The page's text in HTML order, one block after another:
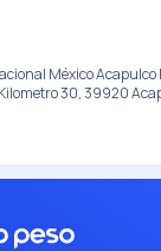
México Acapulco
30, 39920